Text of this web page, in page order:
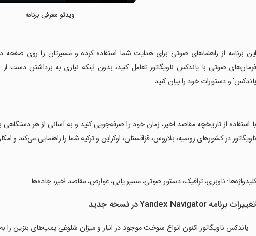
ویدئو معرفی برنامه
‏این برنامه از راهنماهای صوتی برای هدایت شما استفاده کرده و مسیرتان را روی
فرمان‌های صوتی با یاندکس ناویگاتور تعامل کنید، بدون اینکه نیازی به برداشتن دست
یاندکس' و دستورات خود را بیان کنید.
‏با استفاده از تاریخچه مقاصد اخیر، زمان خود را صرفه‌جویی کنید و به آسانی از هر
ناویگاتور در کشورهای روسیه، بلاروس، قزاقستان، اوکراین و ترکیه شما را راهنمایی می‌کند و
‏کلیدواژه‌ها: ناوبری، ترافیک، دستور صوتی، مسیر یابی، عوارض، مقاصد اخیر، جاده‌ها.
تغییرات برنامه Yandex Navigator در نسخه جدید
یاندکس ناویگاتور اکنون انواع سوخت موجود در انبار و میزان شلوغی پمپ‌های بنزین